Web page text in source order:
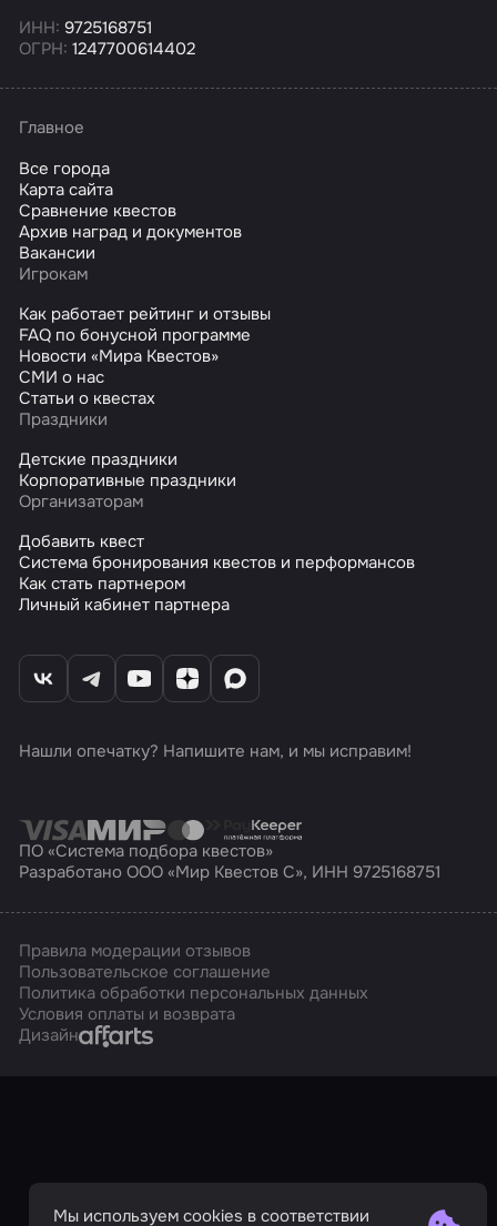
ИНН: 9725168751
ОГРН: 1247700614402
Главное
Все города
Карта сайта
Сравнение квестов
Архив наград и документов
Вакансии
Игрокам
Как работает рейтинг и отзывы
FAQ по бонусной программе
Новости «Мира Квестов»
СМИ о нас
Статьи о квестах
Праздники
Детские праздники
Корпоративные праздники
Организаторам
Добавить квест
Система бронирования квестов и перформансов
Как стать партнером
Личный кабинет партнера
Нашли опечатку? Напишите нам, и мы исправим!
ПО «Система подбора квестов»
Разработано ООО «Мир Квестов С», ИНН 9725168751
Правила модерации отзывов
Пользовательское соглашение
Политика обработки персональных данных
Условия оплаты и возврата
ДизайнAffarts
Мы используем cookies в соответствии